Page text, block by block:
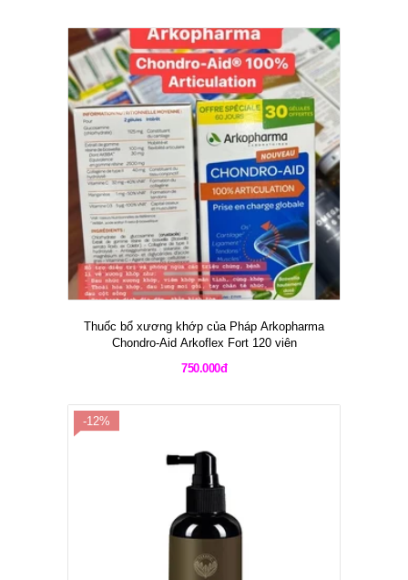
Thuốc bổ xương khớp của Pháp Arkopharma
Chondro-Aid Arkoflex Fort 120 viên
750.000đ
-12%